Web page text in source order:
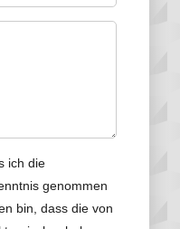
ich die
genommen
bin, dass die von